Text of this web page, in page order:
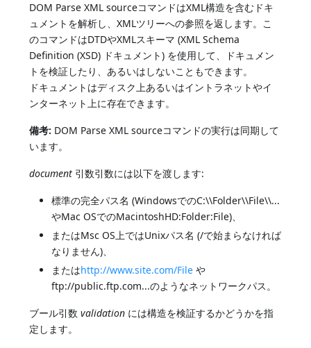
DOM Parse XML sourceコマンドはXML構造を含むドキ
ュメントを解析し、XMLツリーへの参照を返します。こ
のコマンドはDTDやXMLスキーマ (XML Schema
Definition (XSD) ドキュメント) を使用して、ドキュメン
トを検証したり、あるいはしないこともできます。
ドキュメントはディスク上あるいはイントラネットやイ
ンターネット上に存在できます。
備考: DOM Parse XML sourceコマンドの実行は同期して
います。
document 引数引数には以下を渡します:
標準の完全パス名 (WindowsでのC:\\Folder\\File\\...
やMac OSでのMacintoshHD:Folder:File)、
またはMsc OS上ではUnixパス名 (/で始まらなければ
なりません)、
またはhttp://www.site.com/File や
ftp://public.ftp.com...のようなネットワークパス。
ブール引数validation には構造を検証するかどうかを指
定します。